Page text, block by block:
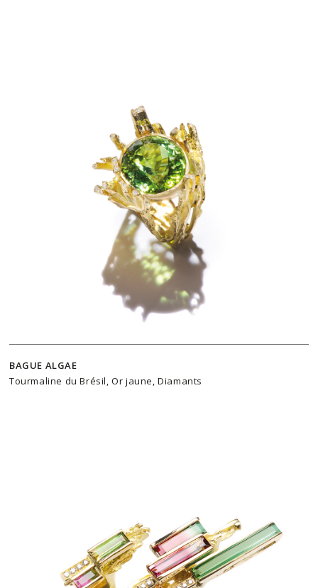
BAGUE ALGAE
Tourmaline du Brésil, Or jaune, Diamants